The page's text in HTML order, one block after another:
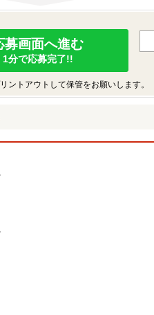
募画面へ進む
1分で応募完了!!
トアウトして保管をお願いします。